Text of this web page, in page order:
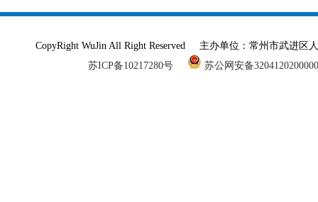
CopyRight WuJin All Right Reserved 主办单位：常州市武进
苏ICP备10217280号
苏公网安备